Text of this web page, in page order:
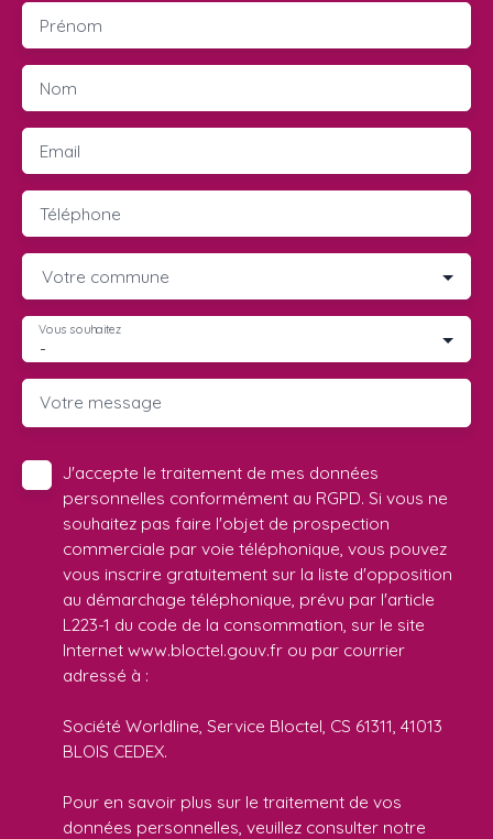
Prénom
Nom
Email
Téléphone
Votre commune
-
Vous souhaitez
Votre message
J'accepte le traitement de mes données
personnelles conformément au RGPD. Si vous ne
souhaitez pas faire l'objet de prospection
commerciale par voie téléphonique, vous pouvez
vous inscrire gratuitement sur la liste d'opposition
au démarchage téléphonique, prévu par l'article
L223-1 du code de la consommation, sur le site
Internet www.bloctel.gouv.fr ou par courrier
adressé à :
Société Worldline, Service Bloctel, CS 61311, 41013
BLOIS CEDEX.
Pour en savoir plus sur le traitement de vos
données personnelles, veuillez consulter notre